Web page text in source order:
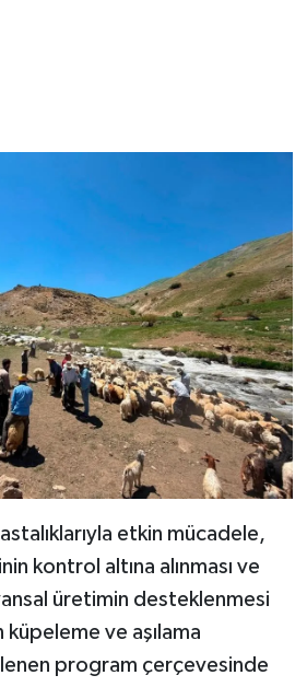
etkin mücadele,
kontrol altına alınması ve
üretimin desteklenmesi
küpeleme ve aşılama
program çerçevesinde